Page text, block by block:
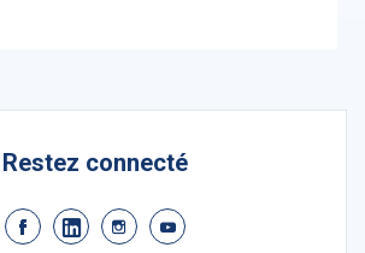
Restez connecté